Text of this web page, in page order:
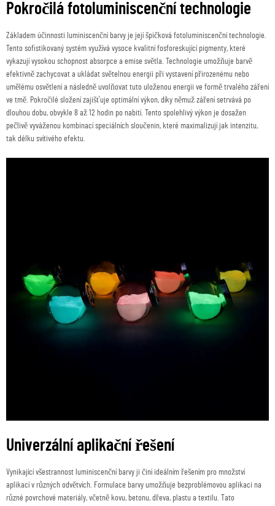
Pokročilá fotoluminiscenční technologie
Základem účinnosti luminiscenční barvy je její špičková fotoluminiscenční technologie.
Tento sofistikovaný systém využívá vysoce kvalitní fosforeskující pigmenty, které
vykazují vysokou schopnost absorpce a emise světla. Technologie umožňuje barvě
efektivně zachycovat a ukládat světelnou energii při vystavení přirozenému nebo
umělému osvětlení a následně uvolňovat tuto uloženou energii ve formě trvalého záření
ve tmě. Pokročilé složení zajišťuje optimální výkon, díky němuž záření setrvává po
dlouhou dobu, obvykle 8 až 12 hodin po nabití. Tento spolehlivý výkon je dosažen
pečlivě vyváženou kombinací speciálních sloučenin, které maximalizují jak intenzitu,
tak délku svítivého efektu.
Univerzální aplikační řešení
Vynikající všestrannost luminiscenční barvy ji činí ideálním řešením pro množství
aplikací v různých odvětvích. Formulace barvy umožňuje bezproblémovou aplikaci na
různé povrchové materiály, včetně kovu, betonu, dřeva, plastu a textilu. Tato